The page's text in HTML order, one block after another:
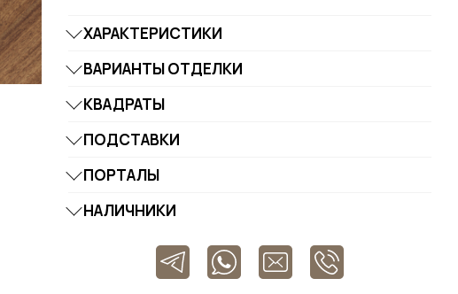
ХАРАКТЕРИСТИКИ
ВАРИАНТЫ ОТДЕЛКИ
КВАДРАТЫ
ПОДСТАВКИ
ПОРТАЛЫ
НАЛИЧНИКИ